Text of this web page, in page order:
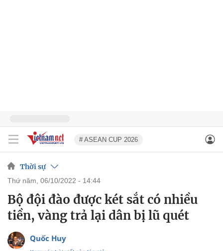
# ASEAN CUP 2026
Thời sự
thứ năm, 06/10/2022 - 14:44
Bộ đội đào được két sắt có nhiều
tiền, vàng trả lại dân bị lũ quét
Quốc Huy